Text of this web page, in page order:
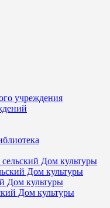
учреждения
Дом культуры
Дом культуры
Дом культуры
Дом культуры